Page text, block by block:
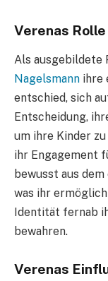
Verenas
Als ausgebildete
Nagelsmann ihre
entschied, sich
Entscheidung,
um ihre Kinder
ihr Engagement
bewusst aus
was ihr
Identität fernab
bewahren.
Verenas